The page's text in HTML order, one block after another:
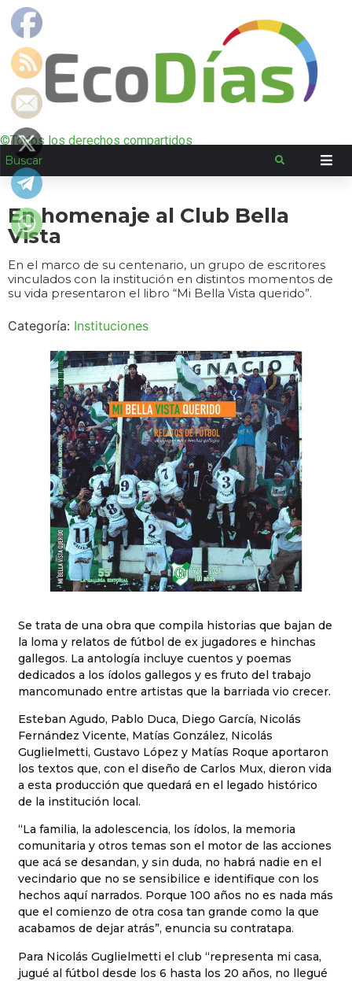
©Todos los derechos compartidos
En homenaje al Club Bella
Vista
En el marco de su centenario, un grupo de escritores
vinculados con la institución en distintos momentos de
su vida presentaron el libro “Mi Bella Vista querido”.
Categoría: Instituciones
Se trata de una obra que compila historias que bajan de
la loma y relatos de fútbol de ex jugadores e hinchas
gallegos. La antología incluye cuentos y poemas
dedicados a los ídolos gallegos y es fruto del trabajo
mancomunado entre artistas que la barriada vio crecer.
Esteban Agudo, Pablo Duca, Diego García, Nicolás
Fernández Vicente, Matías González, Nicolás
Guglielmetti, Gustavo López y Matías Roque aportaron
los textos que, con el diseño de Carlos Mux, dieron vida
a esta producción que quedará en el legado histórico
de la institución local.
“La familia, la adolescencia, los ídolos, la memoria
comunitaria y otros temas son el motor de las acciones
que acá se desandan, y sin duda, no habrá nadie en el
vecindario que no se sensibilice e identifique con los
hechos aquí narrados. Porque 100 años no es nada más
que el comienzo de otra cosa tan grande como la que
acabamos de dejar atrás”, enuncia su contratapa.
Para Nicolás Guglielmetti el club “representa mi casa,
jugué al fútbol desde los 6 hasta los 20 años, no llegué